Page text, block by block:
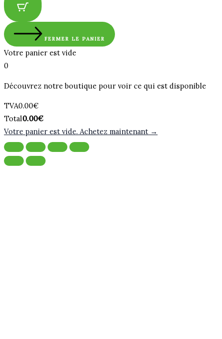
FERMER LE PANIER
Votre panier est vide
0
Découvrez notre boutique pour voir ce qui est disponible
Montant
de
la
taxe:
TVA0.00€
Total
du
panier:
Total0.00€
Votre panier est vide. Achetez maintenant →